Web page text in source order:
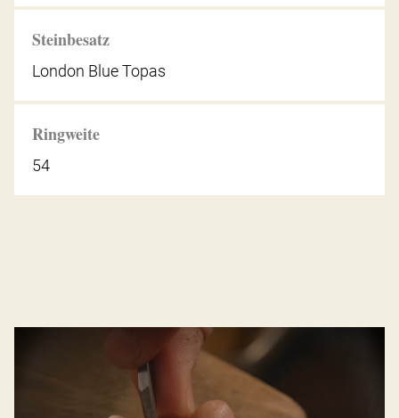
Steinbesatz
London Blue Topas
Ringweite
54